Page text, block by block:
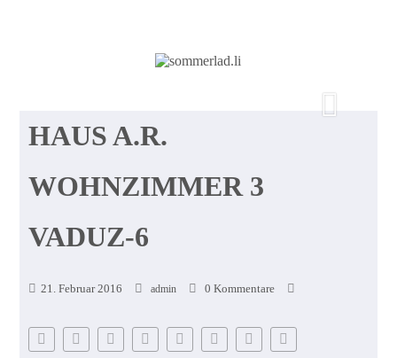
HAUS A.R.
WOHNZIMMER 3
VADUZ-6
21. Februar 2016 admin 0 Kommentare